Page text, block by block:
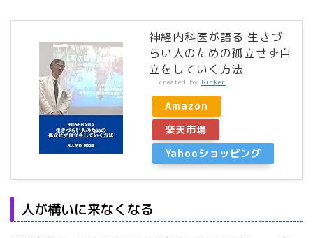
神経内科医が語る 生きづ
らい人のための孤立せず自
立をしていく方法
created by Rinker
Amazon
楽天市場
Yahooショッピング
人が構いに来なくなる